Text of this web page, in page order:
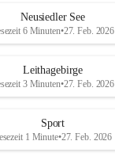
wirtschaftlichen
r
S
Neusiedler See
6 Minuten•27. Feb. 2026
Leithagebirge
3 Minuten•27. Feb. 2026
Sport
1 Minute•27. Feb. 2026